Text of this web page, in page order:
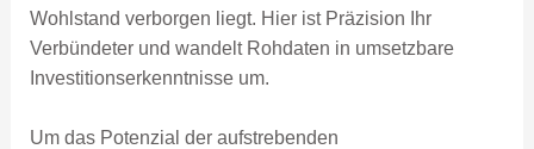
Wohlstand verborgen liegt. Hier ist Präzision Ihr
Verbündeter und wandelt Rohdaten in umsetzbare
Investitionserkenntnisse um.
Um das Potenzial der aufstrebenden